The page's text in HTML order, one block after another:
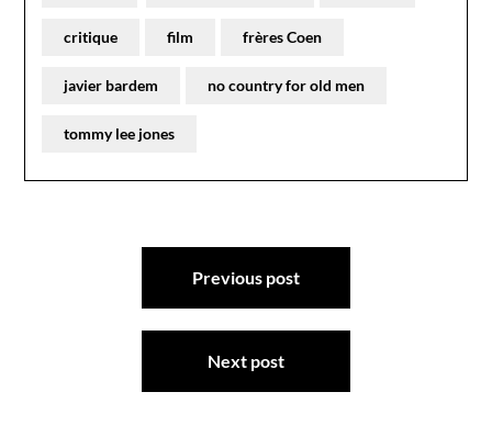
critique film frères Coen
javier bardem no country for old men
tommy lee jones
Navigation
Previous post
Next post